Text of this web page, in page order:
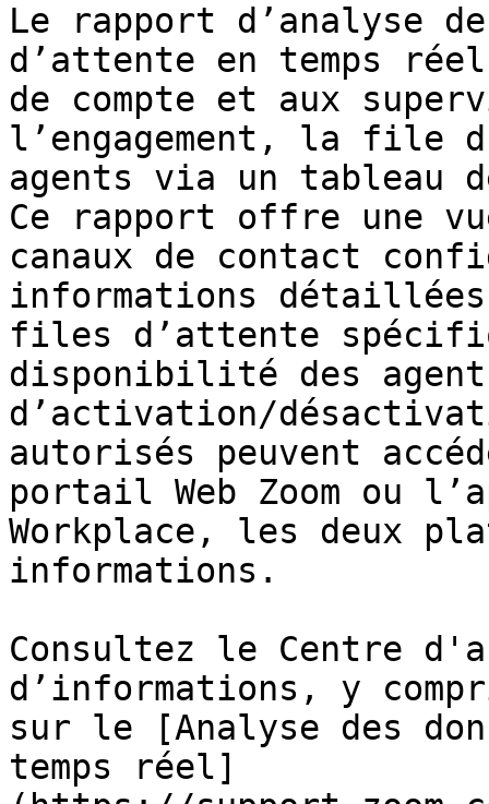
Le rapport d’analyse
d’attente en temps
de compte et aux
l’engagement, la file
agents via un tableau
Ce rapport offre une
canaux de contact
informations
files d’attente
disponibilité des
d’activation/
autorisés peuvent
portail Web Zoom ou
Workplace, les deux
informations.
Consultez le Centre
d’informations, y
sur le [Analyse des
temps réel]